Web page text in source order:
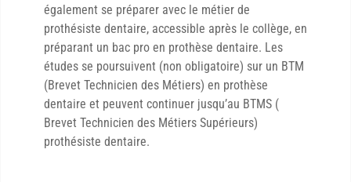
également se préparer avec le métier de
prothésiste dentaire, accessible après le collège, en
préparant un bac pro en prothèse dentaire. Les
études se poursuivent (non obligatoire) sur un BTM
(Brevet Technicien des Métiers) en prothèse
dentaire et peuvent continuer jusqu’au BTMS (
Brevet Technicien des Métiers Supérieurs)
prothésiste dentaire.